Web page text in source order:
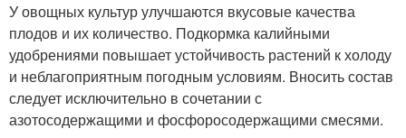
У овощных культур улучшаются вкусовые качества
плодов и их количество. Подкормка калийными
удобрениями повышает устойчивость растений к холоду
и неблагоприятным погодным условиям. Вносить состав
следует исключительно в сочетании с
азотосодержащими и фосфоросодержащими смесями.